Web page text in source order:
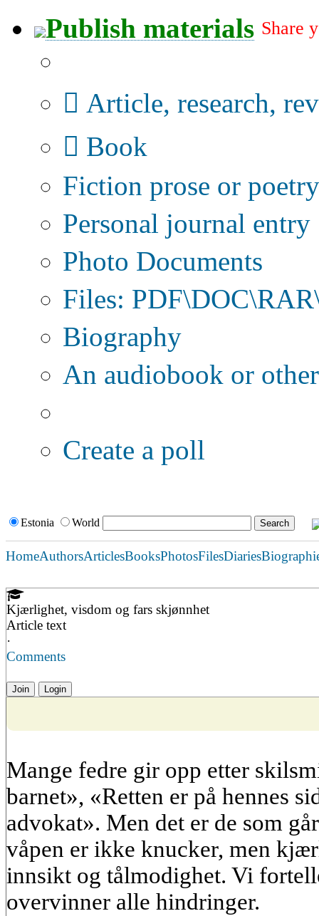
Publish materials Share
Article, research,
Book
Fiction prose or poetry
Personal journal entry
Photo Documents
Files:
Biography
An audiobook or
Create a poll
Estonia World
HomeAuthorsArticlesBooksPhotosFilesDiaries
Kjærlighet, visdom og fars skjønnhet
Article text
·
Comments
Join Login
Mange fedre gir opp etter
barnet», «Retten er på hennes
advokat». Men det er de som
våpen er ikke knucker, men
innsikt og tålmodighet. Vi
overvinner alle hindringer.